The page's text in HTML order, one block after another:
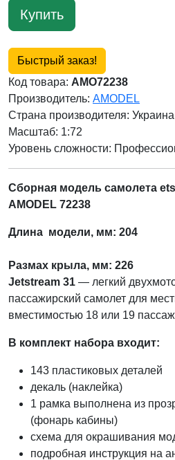
Купить
Быстрый заказ!
Код товара: AMO72238
Производитель: AMODEL
Страна производителя: Украина
Масштаб: 1:72
Уровень сложности:
Сборная модель самолета
AMODEL 72238
Длина модели, мм: 204
Размах крыла, мм: 226
Jetstream 31 — легкий
пассажирский самолет для
вместимостью 18 или 19
В комплект набора входит:
143 пластиковых деталей
декаль (наклейка)
1 рамка выполнена из
(фонарь кабины)
схема для окрашивания
подробная инструкция на